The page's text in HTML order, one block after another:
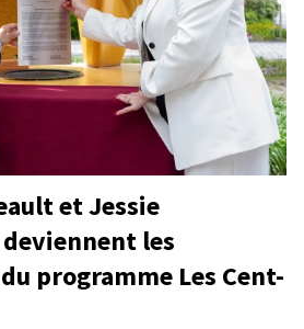
et Jessie
les
programme Les Cent-